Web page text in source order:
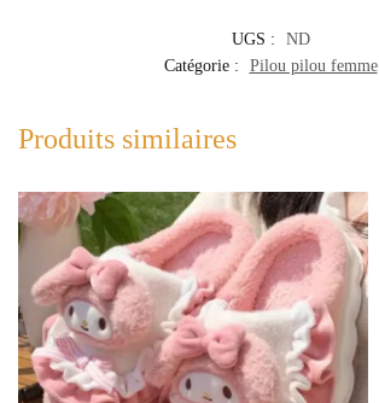
UGS :
ND
Catégorie :
Pilou pilou femme
Produits similaires